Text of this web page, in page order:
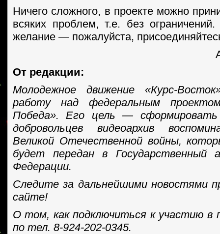
Ничего сложного, в проекте можно
всяких проблем, т.е. без
желание — пожалуйста,
От редакции:
Молодежное движение «Курс-
работу над федеральным
Победа». Его цель —
добровольцев видеоархив
Великой Отечественной войны,
будет передан в Государственный
Федерации.
Следите за дальнейшими новостями
сайте!
О том, как подключиться к участию в
по тел. 8-924-202-0345.